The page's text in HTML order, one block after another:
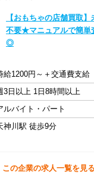
【おもちゃの店舗買取
不要★マニュアルで簡単
◎
給1200円～＋交通費支給
3日以上 1日8時間以上
ルバイト・パート
神川駅 徒歩9分
この企業の求人一覧を見る